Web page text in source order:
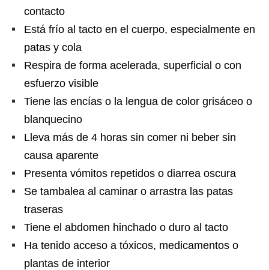
contacto
Está frío al tacto en el cuerpo, especialmente en
patas y cola
Respira de forma acelerada, superficial o con
esfuerzo visible
Tiene las encías o la lengua de color grisáceo o
blanquecino
Lleva más de 4 horas sin comer ni beber sin
causa aparente
Presenta vómitos repetidos o diarrea oscura
Se tambalea al caminar o arrastra las patas
traseras
Tiene el abdomen hinchado o duro al tacto
Ha tenido acceso a tóxicos, medicamentos o
plantas de interior